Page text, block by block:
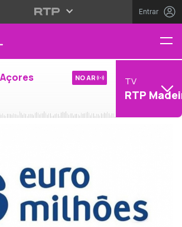
Entrar
NO AR TV
RTP